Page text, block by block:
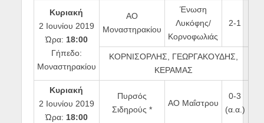
Κυριακή
2 Ιουνίου 2019
Ώρα: 18:00
Γήπεδο:
Μοναστηρακίου
ΑΟ
Μοναστηρακίου
Ένωση
Λυκόφης/
Κορνοφωλιάς
2-1
ΚΟΡΝΙΣΟΡΛΗΣ, ΓΕΩΡΓΑΚΟΥΔΗΣ,
ΚΕΡΑΜΑΣ
Κυριακή
2 Ιουνίου 2019
Ώρα: 18:00
Πυρσός
Σιδηρούς *
ΑΟ Μαΐστρου
0-3
(α.α.)